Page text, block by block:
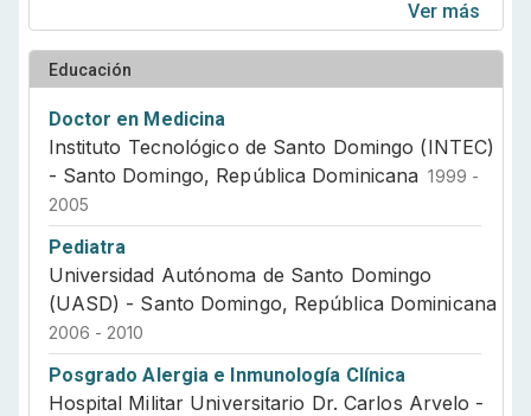
profundamente en la importancia de combinar el
conocimiento médico con la cercanía humana. Por
eso, mi consulta está pensada como un espacio
cálido y de confianza, donde puedas sentirte
juntos construiremos el camino hacia una vida más
saludable.
Ver más
Educación
Doctor en Medicina
Instituto Tecnológico de Santo Domingo (INTEC)
- Santo Domingo, República Dominicana 1999 -
2005
Pediatra
Universidad Autónoma de Santo Domingo
(UASD) - Santo Domingo, República Dominicana
2006 - 2010
Posgrado Alergia e Inmunología Clínica
Hospital Militar Universitario Dr. Carlos Arvelo -